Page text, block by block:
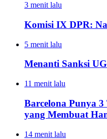
3 menit lalu
Komisi IX DPR:
5 menit lalu
Menanti Sanksi
11 menit lalu
Barcelona Punya
yang Membuat
14 menit lalu